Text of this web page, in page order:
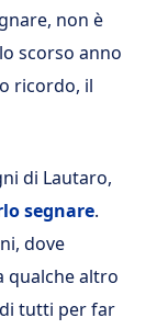
non è
scorso anno
ricordo, il
di Lautaro,
segnare.
dove
qualche altro
tutti per far